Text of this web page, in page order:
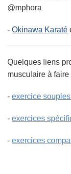
@mphora
- Okinawa Karaté
Quelques liens
musculaire à faire
- exercice
- exercices
- exercices